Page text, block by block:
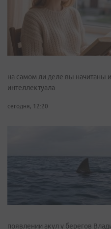
на самом ли деле вы начитаны
интеллектуала
сегодня, 12:20
появлении акул у берегов